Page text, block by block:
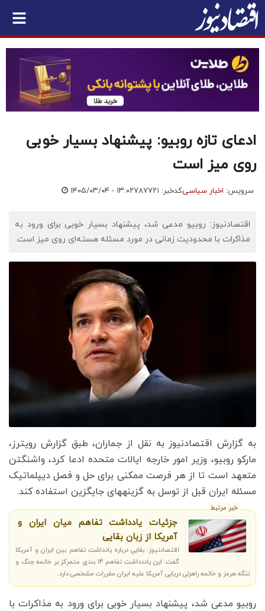
ادعای تازه روبیو: پیشنهاد بسیار خوبی
روی میز است
سرویس: اخبار سیاسیکدخبر: ۷۸۷۷۲۱ ۱۴۰۵/۰۳/۰۴ - ۱۳:۰۲
اقتصادنیوز: روبیو مدعی شد، پیشنهاد بسیار خوبی برای ورود به
مذاکرات با محدودیت زمانی در مورد مسئله هسته‌ای روی میز است.
به گزارش اقتصادنیوز به نقل از جماران، طبق گزارش رویترز،
مارکو روبیو، وزیر امور خارجه ایالات متحده ادعا کرد، واشنگتن
متعهد است تا از هر فرصت ممکنی برای حل و فصل دیپلماتیک
مسئله ایران قبل از توسل به گزینه‎های جایگزین استفاده کند.
خبر مرتبط
جزئیات یادداشت تفاهم میان ایران و
آمریکا از زبان بقایی
اقتصادنیوز: بقایی درباره یادداشت تفاهم بین ایران و آمریکا
گفت: این یاددداشت تفاهم 14 بندی متمرکز بر خاتمه جنگ و
تنگه هرمز و خاتمه راهزنی دریایی آمریکا علیه ایران مقررات مشخصی دارد.
روبیو مدعی شد، پیشنهاد بسیار خوبی برای ورود به مذاکرات با